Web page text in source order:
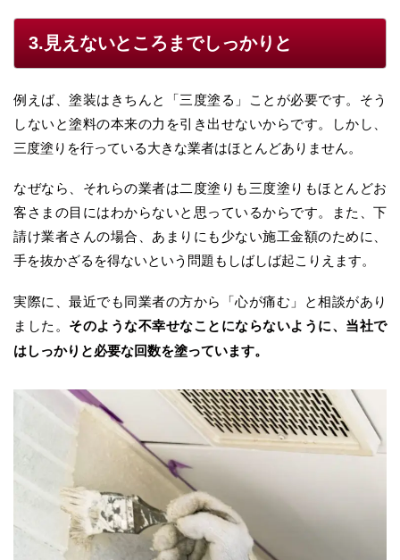
3.見えないところまでしっかりと
例えば、塗装はきちんと「三度塗る」ことが必要です。そう
しないと塗料の本来の力を引き出せないからです。しかし、
三度塗りを行っている大きな業者はほとんどありません。
なぜなら、それらの業者は二度塗りも三度塗りもほとんどお
客さまの目にはわからないと思っているからです。また、下
請け業者さんの場合、あまりにも少ない施工金額のために、
手を抜かざるを得ないという問題もしばしば起こりえます。
実際に、最近でも同業者の方から「心が痛む」と相談があり
ました。 そのような不幸せなことにならないように、当社で
はしっかりと必要な回数を塗っています。